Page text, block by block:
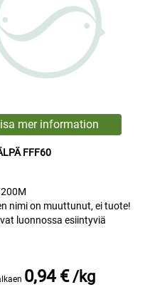
FFF60
nimi on muuttunut, ei tuote!
luonnossa esiintyviä
0,94 € /kg